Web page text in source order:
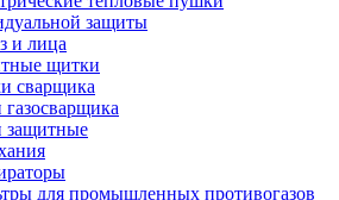
защиты
и лица
щитки
сварщика
защитные
для промышленных противогазов